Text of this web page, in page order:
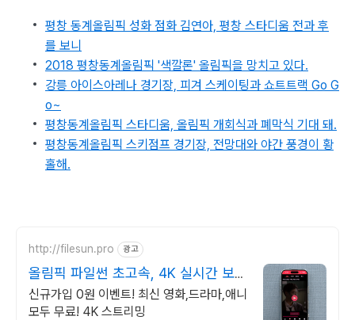
평창 동계올림픽 성화 점화 김연아, 평창 스타디움 전과 후
를 보니
2018 평창동계올림픽 '색깔론' 올림픽을 망치고 있다.
강릉 아이스아레나 경기장, 피겨 스케이팅과 쇼트트랙 Go G
o~
평창동계올림픽 스타디움, 올림픽 개회식과 폐막식 기대 돼.
평창동계올림픽 스키점프 경기장, 전망대와 야간 풍경이 황
홀해.
http://filesun.pro 광고
올림픽 파일썬 초고속, 4K 실시간 보
기!
신규가입 0원 이벤트! 최신 영화,드라마,애니
모두 무료! 4K 스트리밍